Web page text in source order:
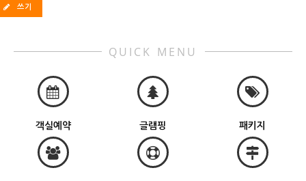
쓰기
QUICK MENU
객실예약 글램핑 패키지